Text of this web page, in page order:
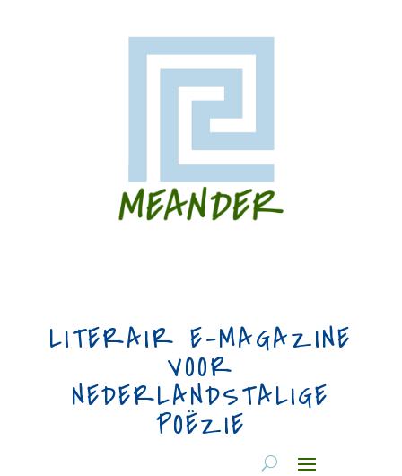
LITERAIR E-MAGAZINE
VOOR
NEDERLANDSTALIGE
POËZIE